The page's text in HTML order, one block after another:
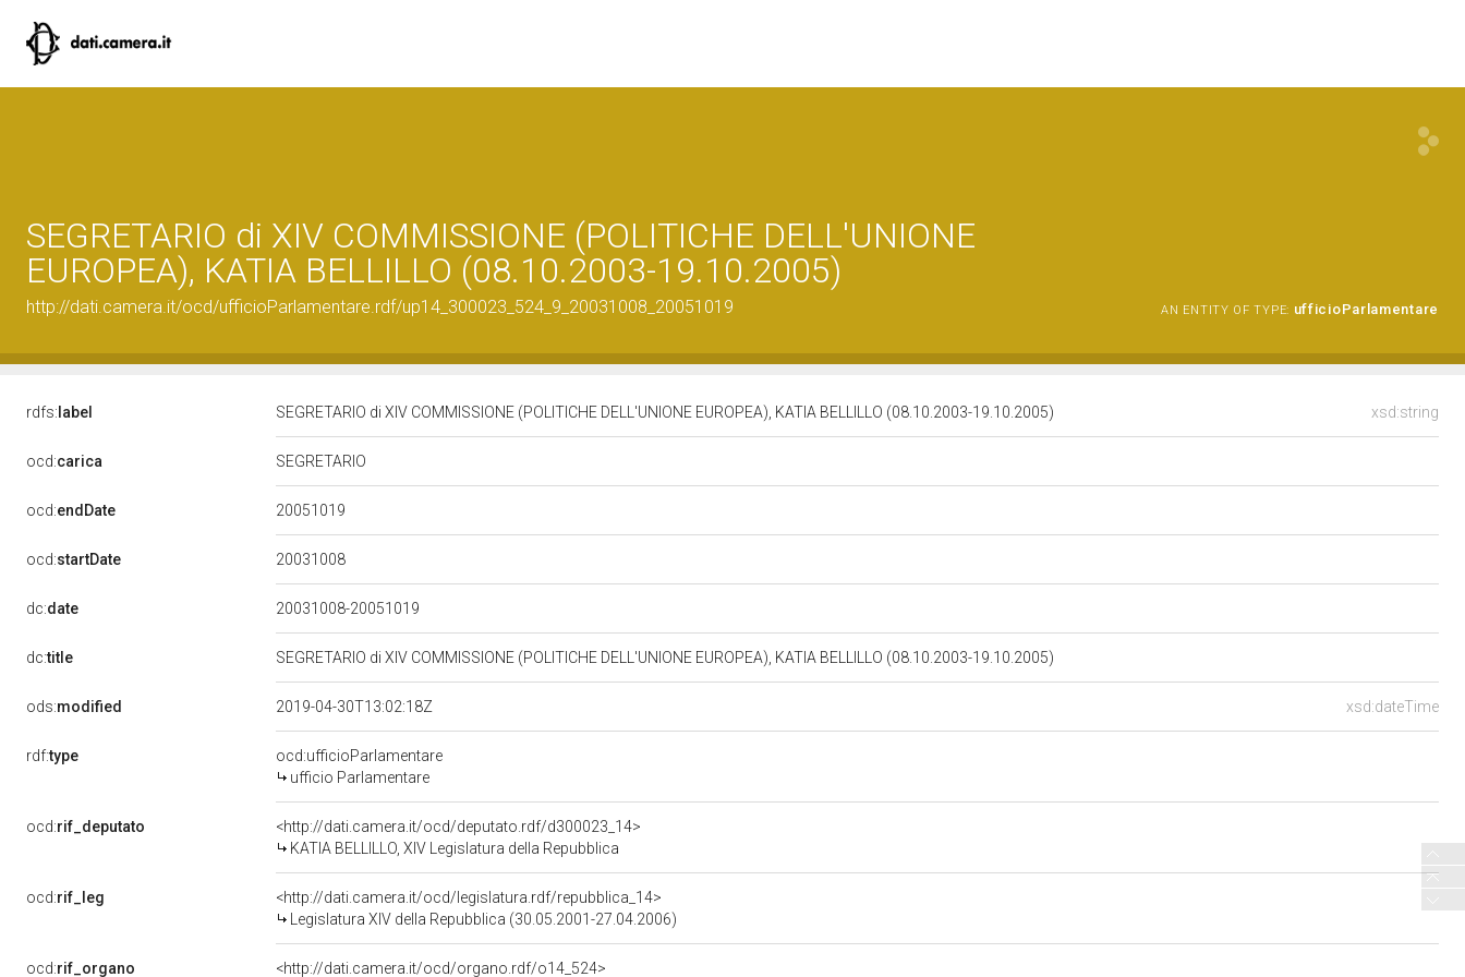
SEGRETARIO di XIV COMMISSIONE (POLITICHE DELL'UNIONE
EUROPEA), KATIA BELLILLO (08.10.2003-19.10.2005)
http://dati.camera.it/ocd/ufficioParlamentare.rdf/up14_300023_524_9_20031008_20051019 AN ENTITY OF TYPE: ufficioParlamentare
rdfs: label xsd:string
SEGRETARIO di XIV COMMISSIONE (POLITICHE DELL'UNIONE EUROPEA), KATIA BELLILLO (08.10.2003-19.10.2005)
ocd:carica SEGRETARIO
ocd:endDate 20051019
ocd:startDate 20031008
dc:date 20031008-20051019
dc:title SEGRETARIO di XIV COMMISSIONE (POLITICHE DELL'UNIONE EUROPEA), KATIA BELLILLO (08.10.2003-19.10.2005)
ods:modified xsd:dateTime
2019-04-30T13:02:18Z
rdf:type
ocd:ufficioParlamentare
ufficio Parlamentare
ocd:rif_deputato
<http://dati.camera.it/ocd/deputato.rdf/d300023_14>
KATIA BELLILLO, XIV Legislatura della Repubblica
ocd:rif_leg
<http://dati.camera.it/ocd/legislatura.rdf/repubblica_14>
Legislatura XIV della Repubblica (30.05.2001-27.04.2006)
ocd:rif_organo
<http://dati.camera.it/ocd/organo.rdf/o14_524>